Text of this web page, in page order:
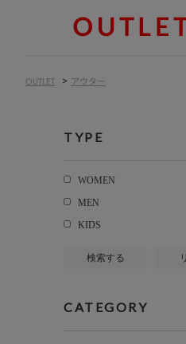
OUTLET > アウター
TYPE
WOMEN
MEN
KIDS
検索する
CATEGORY